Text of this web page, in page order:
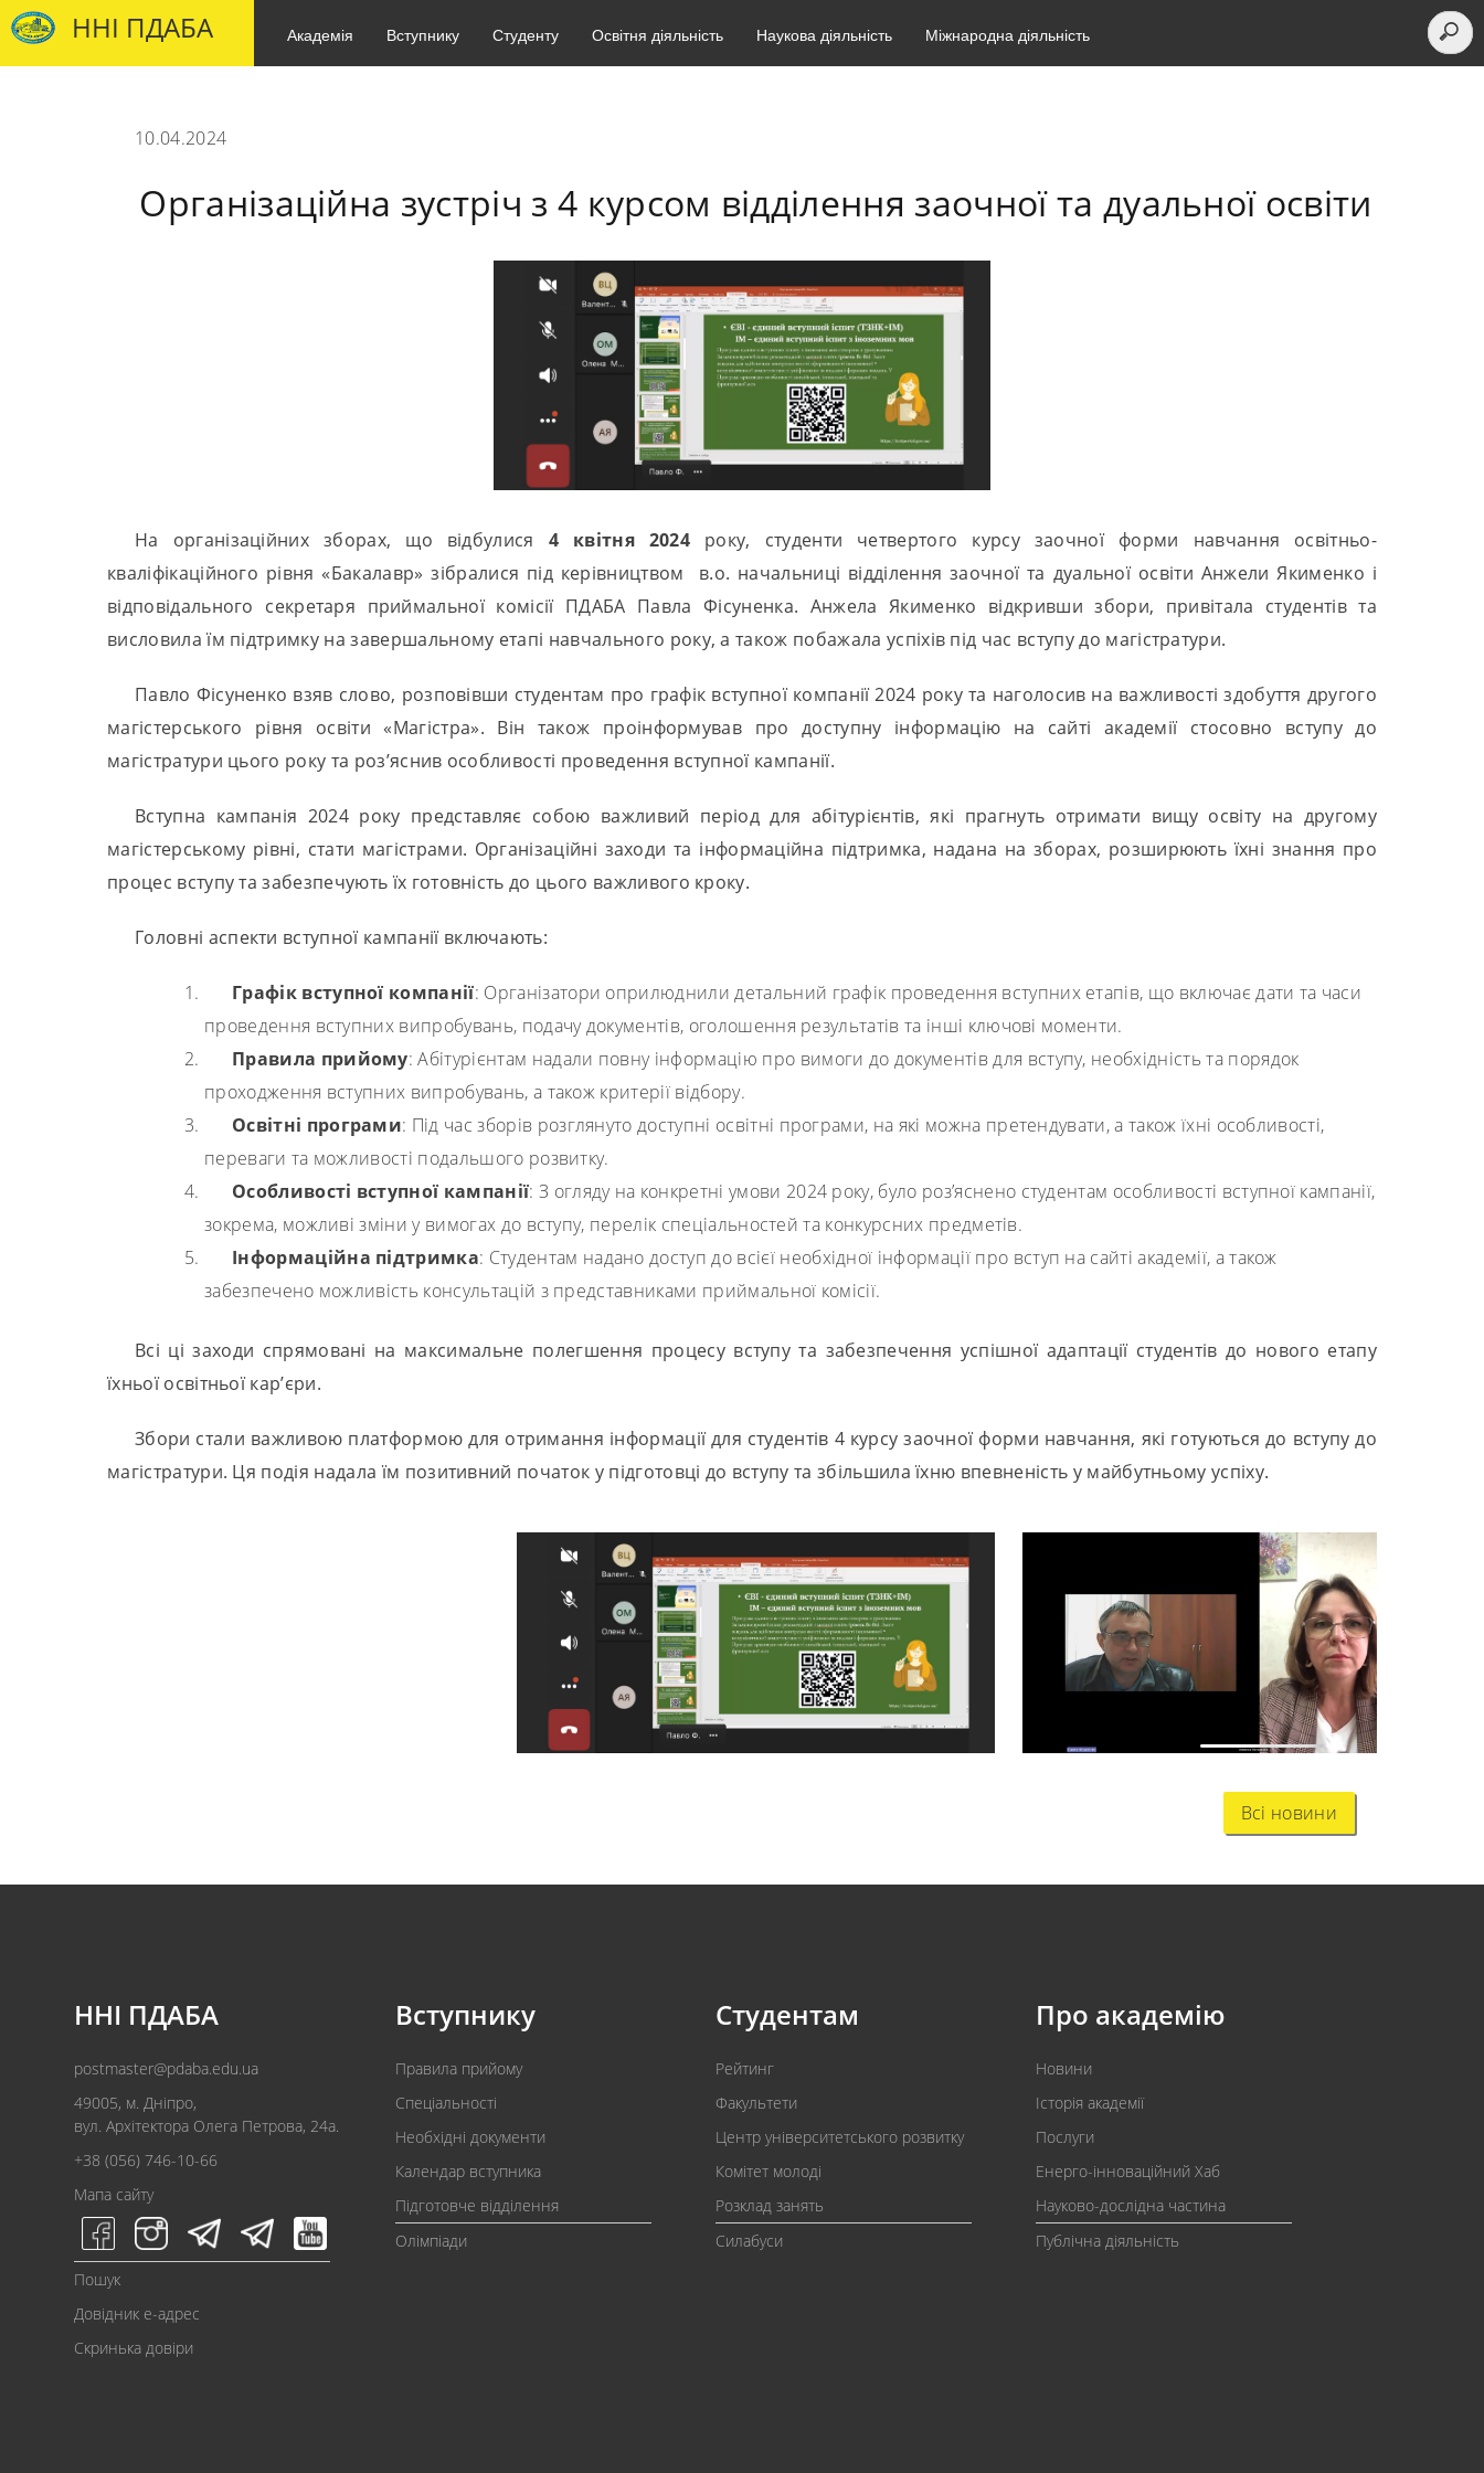
ННІ ПДАБА Академія Вступнику Студенту Освітня діяльність Наукова діяльність Міжнародна діяльність
10.04.2024
Організаційна зустріч з 4 курсом відділення заочної та дуальної освіти
На організаційних зборах, що відбулися 4 квітня 2024 року, студенти четвертого курсу заочної форми навчання освітньо-
кваліфікаційного рівня «Бакалавр» зібралися під керівництвом в.о. начальниці відділення заочної та дуальної освіти Анжели Якименко і
відповідального секретаря приймальної комісії ПДАБА Павла Фісуненка. Анжела Якименко відкривши збори, привітала студентів та
висловила їм підтримку на завершальному етапі навчального року, а також побажала успіхів під час вступу до магістратури.
Павло Фісуненко взяв слово, розповівши студентам про графік вступної компанії 2024 року та наголосив на важливості здобуття другого
магістерського рівня освіти «Магістра». Він також проінформував про доступну інформацію на сайті академії стосовно вступу до
магістратури цього року та роз’яснив особливості проведення вступної кампанії.
Вступна кампанія 2024 року представляє собою важливий період для абітурієнтів, які прагнуть отримати вищу освіту на другому
магістерському рівні, стати магістрами. Організаційні заходи та інформаційна підтримка, надана на зборах, розширюють їхні знання про
процес вступу та забезпечують їх готовність до цього важливого кроку.
Головні аспекти вступної кампанії включають:
Графік вступної компанії: Організатори оприлюднили детальний графік проведення вступних етапів, що включає дати та часи
проведення вступних випробувань, подачу документів, оголошення результатів та інші ключові моменти.
Правила прийому: Абітурієнтам надали повну інформацію про вимоги до документів для вступу, необхідність та порядок
проходження вступних випробувань, а також критерії відбору.
Освітні програми: Під час зборів розглянуто доступні освітні програми, на які можна претендувати, а також їхні особливості,
переваги та можливості подальшого розвитку.
Особливості вступної кампанії: З огляду на конкретні умови 2024 року, було роз’яснено студентам особливості вступної кампанії,
зокрема, можливі зміни у вимогах до вступу, перелік спеціальностей та конкурсних предметів.
Інформаційна підтримка: Студентам надано доступ до всієї необхідної інформації про вступ на сайті академії, а також
забезпечено можливість консультацій з представниками приймальної комісії.
Всі ці заходи спрямовані на максимальне полегшення процесу вступу та забезпечення успішної адаптації студентів до нового етапу
їхньої освітньої кар’єри.
Збори стали важливою платформою для отримання інформації для студентів 4 курсу заочної форми навчання, які готуються до вступу до
магістратури. Ця подія надала їм позитивний початок у підготовці до вступу та збільшила їхню впевненість у майбутньому успіху.
Всі новини
ННІ ПДАБА
postmaster@pdaba.edu.ua
49005, м. Дніпро,
вул. Архітектора Олега Петрова, 24а.
+38 (056) 746-10-66
Мапа сайту
Пошук
Довідник e-адрес
Скринька довіри
Вступнику
Правила прийому
Спеціальності
Необхідні документи
Календар вступника
Підготовче відділення
Олімпіади
Студентам
Рейтинг
Факультети
Центр університетського розвитку
Комітет молоді
Розклад занять
Силабуси
Про академію
Новини
Історія академії
Послуги
Енерго-інноваційний Хаб
Науково-дослідна частина
Публічна діяльність